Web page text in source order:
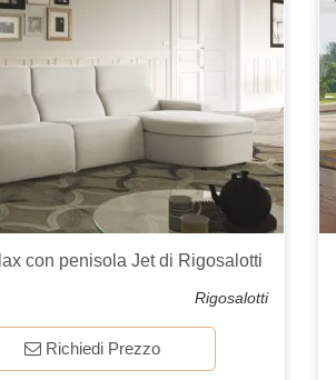
con penisola Jet di Rigosalotti
Rigosalotti
Richiedi Prezzo